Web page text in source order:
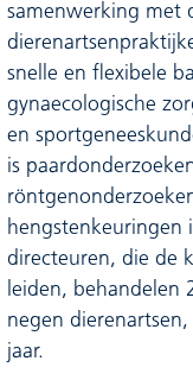
samenwerking met
snelle en flexibele
gynaecologische
en
is
hengstenkeuringen
directeuren, die de
leiden, behandelen
negen
jaar.